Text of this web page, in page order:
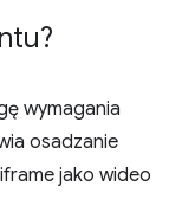
wymagania
osadzanie
jako wideo